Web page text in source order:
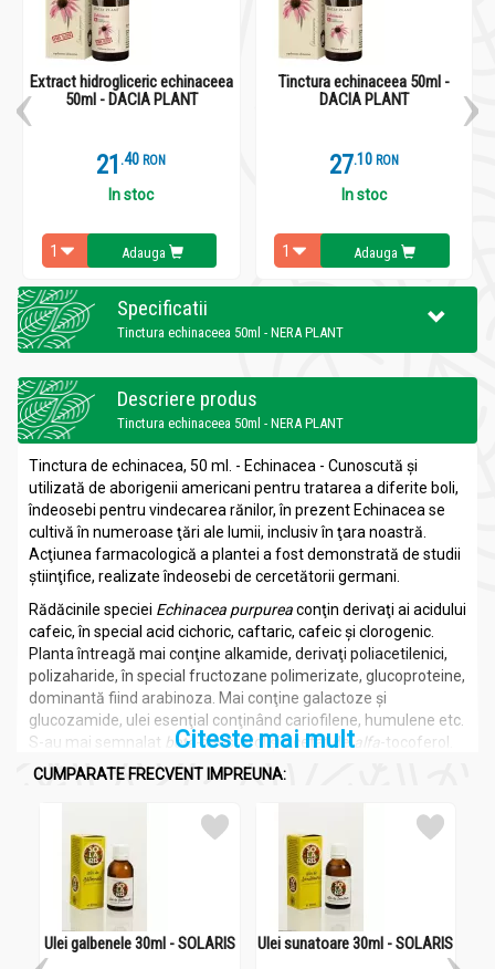
Extract hidrogliceric echinaceea
50ml - DACIA PLANT
21 .4 RON
In stoc
Adauga
Tinctura echinaceea 50ml -
DACIA PLANT
27.1 RON
In stoc
Adauga
Specificatii
Tinctura echinaceea 50ml - NERA PLANT
Descriere produs
Tinctura echinaceea 50ml - NERA PLANT
Tinctura de echinacea, 50 ml. - Echinacea - Cunoscută şi
utilizată de aborigenii americani pentru tratarea a diferite boli,
îndeosebi pentru vindecarea rănilor, în prezent Echinacea se
cultivă în numeroase ţări ale lumii, inclusiv în ţara noastră.
Acţiunea farmacologică a plantei a fost demonstrată de studii
ştiinţifice, realizate îndeosebi de cercetătorii germani.
Rădăcinile speciei Echinacea purpureaconţin derivaţi ai acidului
cafeic, în special acid cichoric, caftaric, cafeic şi clorogenic.
Planta întreagă mai conţine alkamide, derivaţi poliacetilenici,
polizaharide, în special fructozane polimerizate, glucoproteine,
dominantă fiind arabinoza. Mai conţine galactoze şi
glucozamide, ulei esenţial conţinând cariofilene, humulene etc.
S-au mai semnalat beta -sitosterol şi acetat dealfa -tocoferol.
Cele mai importante principii active ale plantei sunt: în partea
B, echinacozidă, etanol-pirocatehin-glicozidă, acid feruloil-
tartric, coloizi ozogeni neozuronici; în rădăcină – ulei volatil,
izobutilamidă, polizaharide imunostimulatoare.
Extractul alcoolic, realizat prin utilizarea tuturor părţilor plantei,
are acţiune imunostimulantă (prin stimularea relativă a
macrofagelor, a limfocitelor T şi B etc.), ceea îl recomandă în
infecţiile virale, inclusiv ca preventiv în episoadele sezoniere de
Citeste mai mult
CUMPARATE FRECVENT IMPREUNA:
Ulei galbenele 30ml - SOLARIS Ulei sunatoare 30ml - SOLARIS